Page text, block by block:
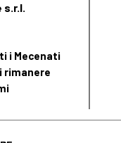
s.r.l.
i Mecenati
rimanere